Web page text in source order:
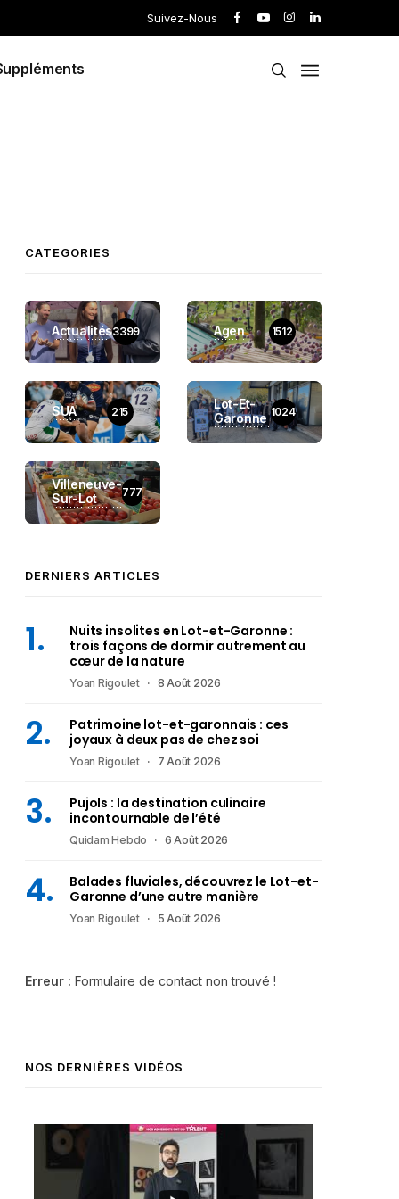
Suivez-Nous
CATEGORIES
Actualités3399 Agen 1512
SUA 215
Lot-Et-
Garonne 1024
Villeneuve-
Sur-Lot
777
DERNIERS ARTICLES
Nuits insolites en Lot-et-Garonne :
trois façons de dormir autrement au
cœur de la nature
Yoan Rigoulet 8 Août 2026
Patrimoine lot-et-garonnais : ces
joyaux à deux pas de chez soi
Yoan Rigoulet 7 Août 2026
Pujols : la destination culinaire
incontournable de l’été
Quidam Hebdo 6 Août 2026
Balades fluviales, découvrez le Lot-et-
Garonne d’une autre manière
Yoan Rigoulet 5 Août 2026
Erreur : Formulaire de contact non trouvé !
NOS DERNIÈRES VIDÉOS